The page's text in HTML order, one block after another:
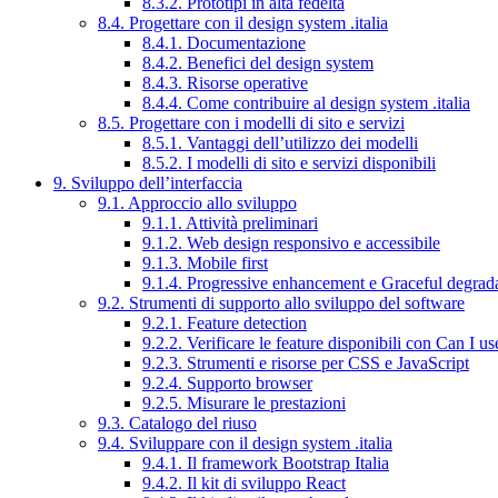
8.4. Progettare con il design system .italia
8.4.1. Documentazione
8.4.2. Benefici del design system
8.4.3. Risorse operative
8.4.4. Come contribuire al design system .italia
8.5. Progettare con i modelli di sito e servizi
8.5.1. Vantaggi dell’utilizzo dei modelli
8.5.2. I modelli di sito e servizi disponibili
9. Sviluppo dell’interfaccia
9.1. Approccio allo sviluppo
9.1.1. Attività preliminari
9.1.2. Web design responsivo e accessibile
9.1.3. Mobile first
9.1.4. Progressive enhancement e Graceful
9.2. Strumenti di supporto allo sviluppo del software
9.2.1. Feature detection
9.2.2. Verificare le feature disponibili con Can I
9.2.3. Strumenti e risorse per CSS e JavaScript
9.2.4. Supporto browser
9.2.5. Misurare le prestazioni
9.3. Catalogo del riuso
9.4. Sviluppare con il design system .italia
9.4.1. Il framework Bootstrap Italia
9.4.2. Il kit di sviluppo React